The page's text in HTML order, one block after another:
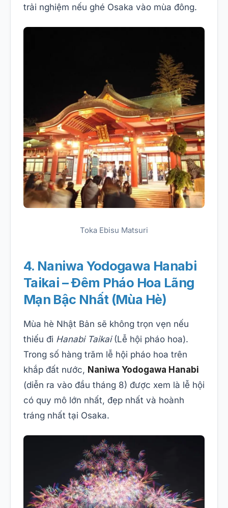
trải nghiệm nếu ghé Osaka vào mùa đông.
Toka Ebisu Matsuri
4. Naniwa Yodogawa Hanabi
Taikai – Đêm Pháo Hoa Lãng
Mạn Bậc Nhất (Mùa Hè)
Mùa hè Nhật Bản sẽ không trọn vẹn nếu
thiếu đi Hanabi Taikai(Lễ hội pháo hoa).
Trong số hàng trăm lễ hội pháo hoa trên
khắp đất nước, Naniwa Yodogawa Hanabi
(diễn ra vào đầu tháng 8) được xem là lễ hội
có quy mô lớn nhất, đẹp nhất và hoành
tráng nhất tại Osaka.